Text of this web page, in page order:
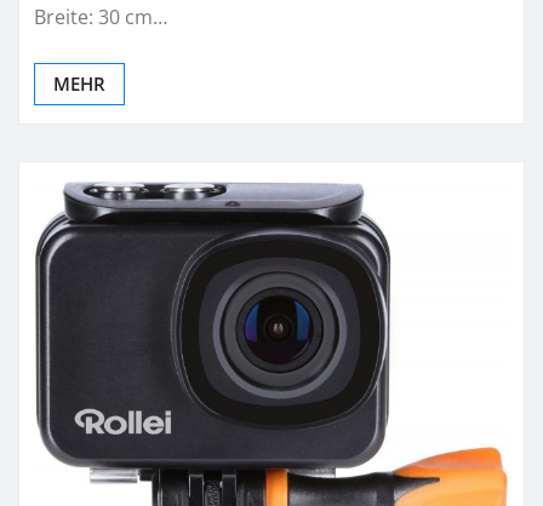
Breite: 30 cm…
MEHR